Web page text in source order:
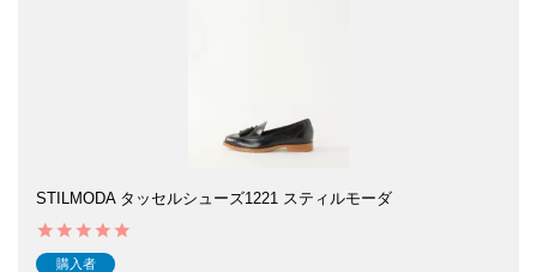
STILMODA タッセルシューズ1221 スティルモーダ
購入者